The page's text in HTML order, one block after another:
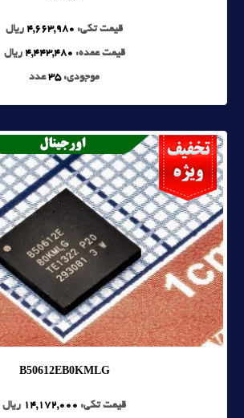
قیمت تکی: 4,663,980 ریال
قیمت عمده: 4,443,480 ریال
موجودی:35عدد
B50612EB0KMLG
قیمت تکی: 14,172,000 ریال